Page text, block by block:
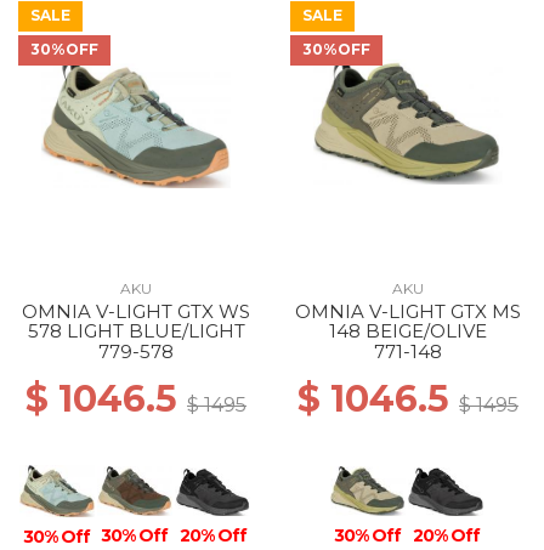
SALE
30%OFF
AKU
OMNIA V-LIGHT GTX WS
578 LIGHT BLUE/LIGHT
779-578
$ 1046.5 $ 1495
30% Off 30% Off 20% Off
SALE
30%OFF
AKU
OMNIA V-LIGHT GTX MS
148 BEIGE/OLIVE
771-148
$ 1046.5 $ 1495
30% Off 20% Off